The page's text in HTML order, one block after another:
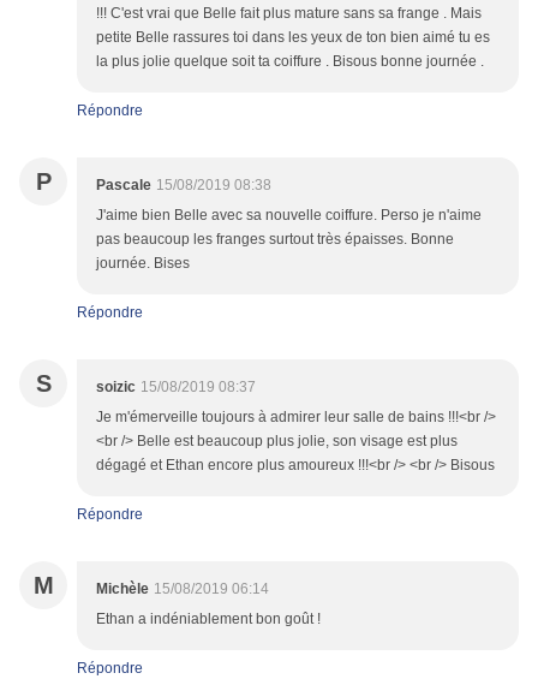
!!! C'est vrai que Belle fait plus mature sans sa frange . Mais
petite Belle rassures toi dans les yeux de ton bien aimé tu es
la plus jolie quelque soit ta coiffure . Bisous bonne journée .
Répondre
P Pascale 15/08/2019 08:38
J'aime bien Belle avec sa nouvelle coiffure. Perso je n'aime
pas beaucoup les franges surtout très épaisses. Bonne
journée. Bises
Répondre
S soizic 15/08/2019 08:37
Je m'émerveille toujours à admirer leur salle de bains !!!<br />
<br /> Belle est beaucoup plus jolie, son visage est plus
dégagé et Ethan encore plus amoureux !!!<br /> <br /> Bisous
Répondre
M Michèle 15/08/2019 06:14
Ethan a indéniablement bon goût !
Répondre